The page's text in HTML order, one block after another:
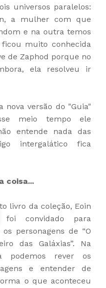
universos paralelos:
a mulher com que
e na outra temos
muito conhecida
de Zaphod porque no
ela resolveu ir
nova versão do "Guia"
meio tempo ele
entende nada das
intergalático fica
coisa...
livro da coleção, Eoin
foi convidado para
os personagens de “O
das Galáxias”. Na
podemos rever os
e entender de
o que aconteceu